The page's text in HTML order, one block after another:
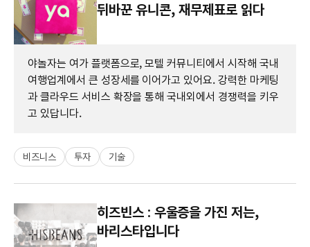
뒤바꾼 유니콘, 재무제표로 읽다
야놀자는 여가 플랫폼으로, 모텔 커뮤니티에서 시작해 국내
여행업계에서 큰 성장세를 이어가고 있어요. 강력한 마케팅
과 클라우드 서비스 확장을 통해 국내외에서 경쟁력을 키우
고 있답니다.
비즈니스 투자 기술
히즈빈스 : 우울증을 가진 저는,
바리스타입니다